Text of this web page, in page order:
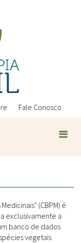
Fale Conosco
(CBPM) é
exclusivamente a
banco de dados
vegetais